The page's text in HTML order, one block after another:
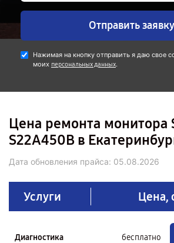
Отправить заявку
Нажимая на кнопку отправить я даю свое
моих персональных данных.
Цена ремонта монитора
S22A450B в
Дата обновления прайса: 05.08.2026
Услуги Цена,
Диагностика бесплатно